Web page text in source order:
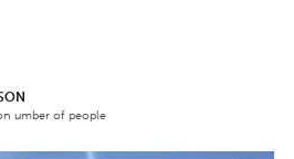
umber of people